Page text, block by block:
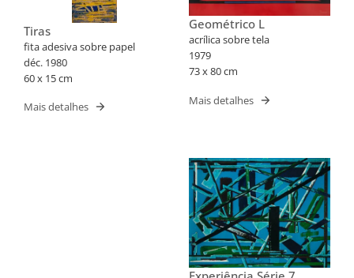
Tiras
fita adesiva sobre papel
déc. 1980
60 x 15 cm
Mais detalhes
Geométrico L
acrílica sobre tela
1979
73 x 80 cm
Mais detalhes